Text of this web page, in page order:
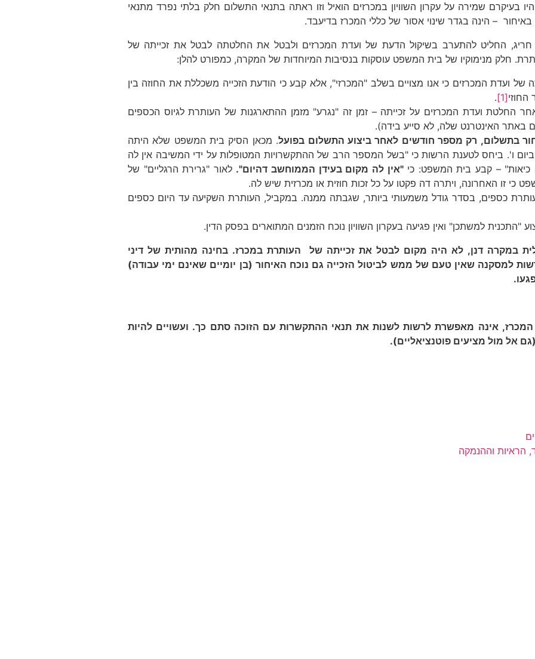
בעיקרם שמירה על עקרון השוויון במכרזים הואיל וזו ראתה בתנאי התשלום חלק בלתי נפרד מתנאי
– הינה בגדר שינוי אסור של כללי המכרז בדיעבד.
חריג, החליט להתערב בשיקול הדעת של ועדת המכרזים ולבטל את החלטתה לבטל את זכייתה של
חלק מנימוקיו של בית המשפט עוסקות בנסיבות המיוחדות של המקרה, כמפורט להלן:
ועדת המכרזים כי אנו מצויים בשלב "המכרזי", אלא קבע כי הודעת הזכייה משכללת את החוזה בין
החוזי[1]
.
החלטת ועדת המכרזים על זכייתה – זמן זה "נגרע" מזמן ההתארגנות של העותרת לגיוס הכספים
באתר האינטרנט שלה, לא סייע בידה).
בתשלום, רק מספר חודשים לאחר ביצוע התשלום בפועל. מכאן הסיק בית המשפט שלא היתה
ו'. ביחס לטענת הרשות כי "בשל המספר הרב של ההתקשרויות המטופלות על ידי המשיבה אין לה
כיאות" – קבע בית המשפט: כי"אין לה מקום בעידן הממוחשב דהיום". לאור "גרירת הרגליים" של
זו האחרונה, ויתרה דה פקטו על כל זכות חוזית או מכרזית שיש לה.
כספים, בסדר גודל משמעותי ביותר, שגבתה ממנה. במקביל, העותרת השקיעה עד היום כספים
למשתכן" ואין פגיעה בעקרון השוויון נוכח הזמנים המתוארים בפסק הדין.
במקרה דנן, לא היה מקום לבטל את זכייתה של העותרת במכרז. בחינה מהותית של דיני
למסקנה שאין טעם של ממש לביטול הזכייה גם נוכח האיחור (בן יומיים שאינם ימי עבודה)
.
אינה מאפשרת לרשות לשנות את תנאי ההתקשרות עם הזוכה סתם כך. ועשויים להיות
אל מול מציעים פוטנציאליים).
הראיות וההנמקה